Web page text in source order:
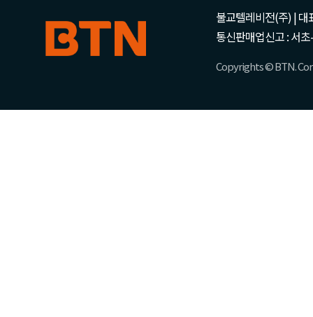
불교텔레비전(주) | 대
통신판매업신고 : 서
Copyrights © BTN.